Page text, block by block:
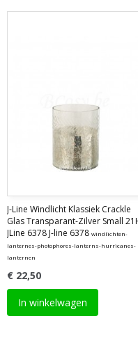
J-Line Windlicht Klassiek Crackle
Glas Transparant-Zilver Small
JLine 6378 J-line 6378 windlichten-
lanternes-photophores-lanterns-hurricanes-
lanternen
€ 22,50
In winkelwagen